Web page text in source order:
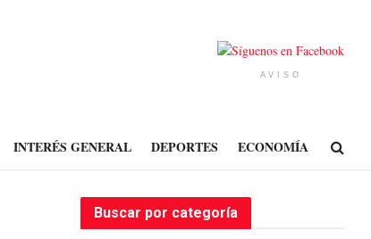
AVISO
INTERÉS GENERAL DEPORTES ECONOMÍA
Buscar por categoría